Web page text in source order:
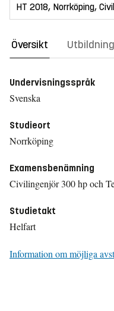
Översikt
Undervisningsspråk
Svenska
Studieort
Norrköping
Examensbenämning
Civilingenjör 300 hp och
Studietakt
Helfart
Information om möjliga